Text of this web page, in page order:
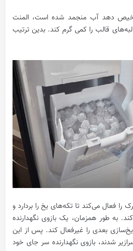
دهد آب منجمد شده است، المنت
لبه‌های قالب را کمی گرم کند. بدین ترتیب
را فعال می‌کند تا تکه‌های یخ را بردارد و
به طور همزمان، یک بازوی نگهدارنده
بعدی را غیرفعال کند. پس از این
شدند، بازوی نگهدارنده سر جای خود